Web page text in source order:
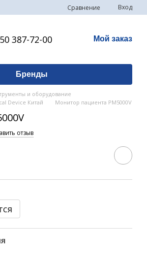
Сравнение Вход
387-72-00 Мой заказ
Бренды
и оборудование
Device Китай
Монитор пациента PM5000V
отзыв